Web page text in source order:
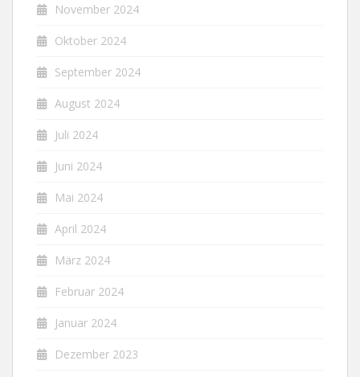
November 2024
Oktober 2024
September 2024
August 2024
Juli 2024
Juni 2024
Mai 2024
April 2024
März 2024
Februar 2024
Januar 2024
Dezember 2023